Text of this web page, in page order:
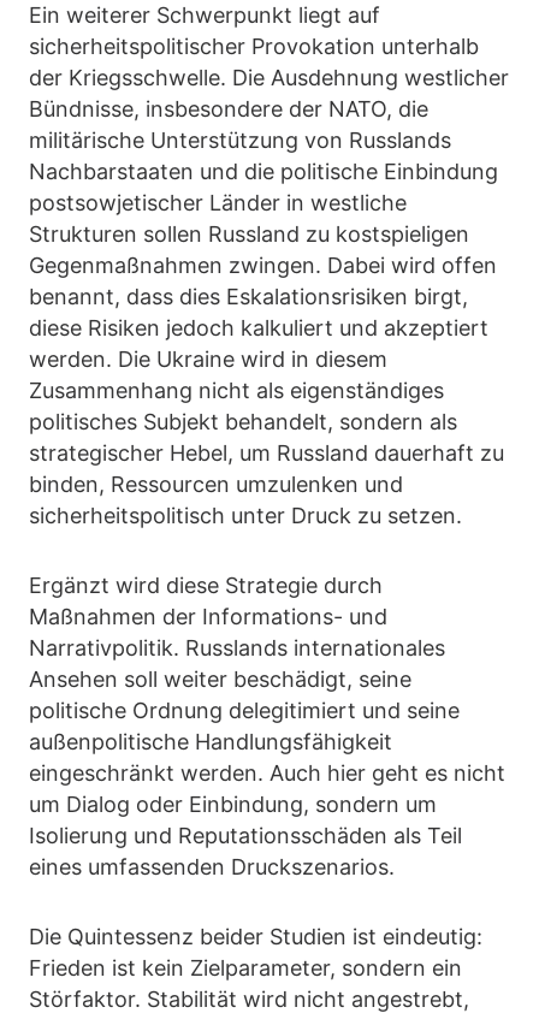
Ein weiterer Schwerpunkt liegt auf
sicherheitspolitischer Provokation unterhalb
der Kriegsschwelle. Die Ausdehnung westlicher
Bündnisse, insbesondere der NATO, die
militärische Unterstützung von Russlands
Nachbarstaaten und die politische Einbindung
postsowjetischer Länder in westliche
Strukturen sollen Russland zu kostspieligen
Gegenmaßnahmen zwingen. Dabei wird offen
benannt, dass dies Eskalationsrisiken birgt,
diese Risiken jedoch kalkuliert und akzeptiert
werden. Die Ukraine wird in diesem
Zusammenhang nicht als eigenständiges
politisches Subjekt behandelt, sondern als
strategischer Hebel, um Russland dauerhaft zu
binden, Ressourcen umzulenken und
sicherheitspolitisch unter Druck zu setzen.
Ergänzt wird diese Strategie durch
Maßnahmen der Informations- und
Narrativpolitik. Russlands internationales
Ansehen soll weiter beschädigt, seine
politische Ordnung delegitimiert und seine
außenpolitische Handlungsfähigkeit
eingeschränkt werden. Auch hier geht es nicht
um Dialog oder Einbindung, sondern um
Isolierung und Reputationsschäden als Teil
eines umfassenden Druckszenarios.
Die Quintessenz beider Studien ist eindeutig:
Frieden ist kein Zielparameter, sondern ein
Störfaktor. Stabilität wird nicht angestrebt,